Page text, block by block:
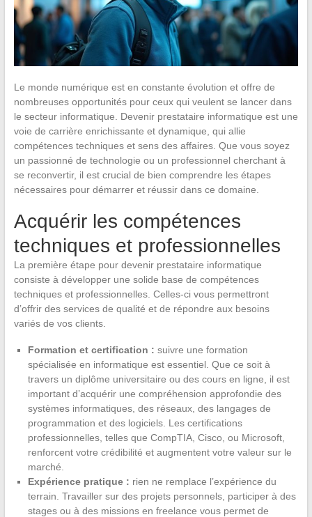
Le monde numérique est en constante évolution et offre de
nombreuses opportunités pour ceux qui veulent se lancer dans
le secteur informatique. Devenir prestataire informatique est une
voie de carrière enrichissante et dynamique, qui allie
compétences techniques et sens des affaires. Que vous soyez
un passionné de technologie ou un professionnel cherchant à
se reconvertir, il est crucial de bien comprendre les étapes
nécessaires pour démarrer et réussir dans ce domaine.
Acquérir les compétences
techniques et professionnelles
La première étape pour devenir prestataire informatique
consiste à développer une solide base de compétences
techniques et professionnelles. Celles-ci vous permettront
d’offrir des services de qualité et de répondre aux besoins
variés de vos clients.
Formation et certification : suivre une formation
spécialisée en informatique est essentiel. Que ce soit à
travers un diplôme universitaire ou des cours en ligne, il est
important d’acquérir une compréhension approfondie des
systèmes informatiques, des réseaux, des langages de
programmation et des logiciels. Les certifications
professionnelles, telles que CompTIA, Cisco, ou Microsoft,
renforcent votre crédibilité et augmentent votre valeur sur le
marché.
Expérience pratique : rien ne remplace l’expérience du
terrain. Travailler sur des projets personnels, participer à des
stages ou à des missions en freelance vous permet de